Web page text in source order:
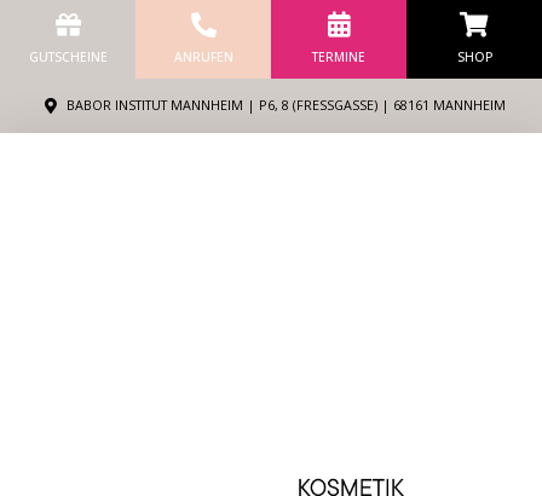
GUTSCHEINE ANRUFEN TERMINE SHOP
BABOR INSTITUT MANNHEIM | P6, 8 (FRESSGASSE) | 68161 MANNHEIM